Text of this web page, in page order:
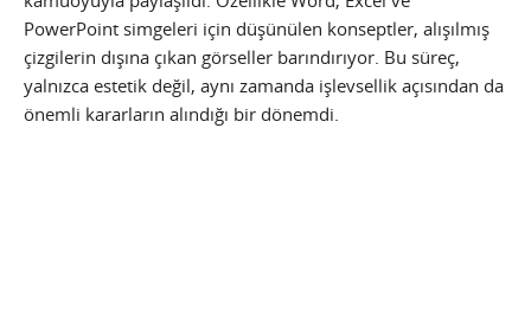
PowerPoint simgeleri için düşünülen konseptler, alışılmış
çizgilerin dışına çıkan görseller barındırıyor. Bu süreç,
yalnızca estetik değil, aynı zamanda işlevsellik açısından da
önemli kararların alındığı bir dönemdi.